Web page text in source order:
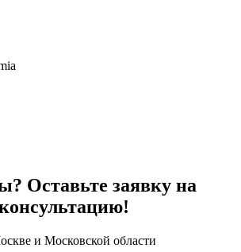
Оставьте заявку на
и Московской области